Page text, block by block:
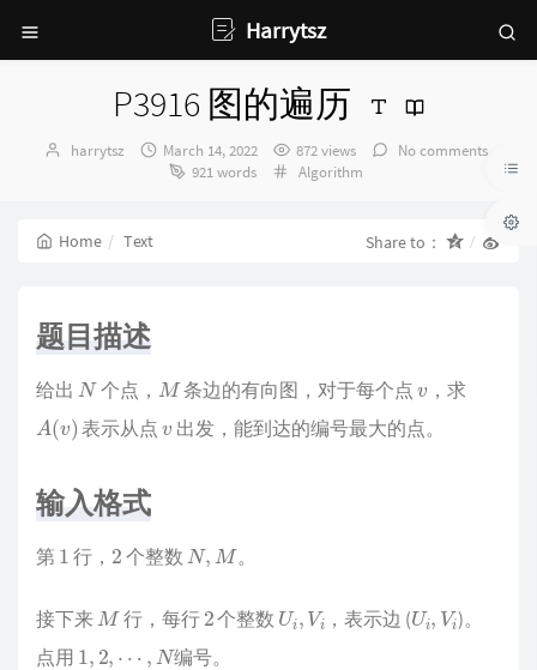
Harrytsz
P3916 图的遍历
Author：
harrytsz
发
布
March 14, 2022 872 views
No comments
921 words
Categories：
Algorithm
Home Text Share to：
题目描述
给出 N个点， M 条边的有向图，对于每个点 ，求
A( v 表示从点 出发，能到达的编号最大的点。
输入格式
第 1 行， 2 个整数 N,M 。
接下来 M 行，每行 2个整数 Ui Vi ，表示边 (Ui Vi )。
点用 1 2, 编号。